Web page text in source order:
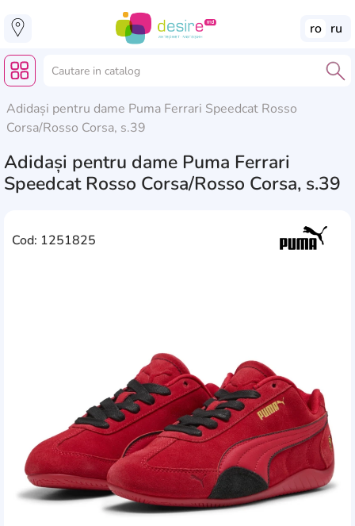
ro ru
Adidași pentru dame Puma Ferrari Speedcat Rosso
Corsa/Rosso Corsa, s.39
Adidași pentru dame Puma Ferrari
Speedcat Rosso Corsa/Rosso Corsa, s.39
Cod: 1251825